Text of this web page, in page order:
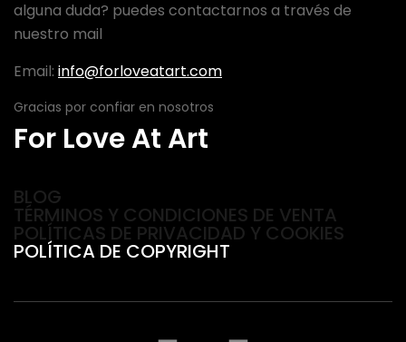
alguna duda? puedes contactarnos a través de
nuestro mail
Email: info@forloveatart.com
Gracias por confiar en nosotros
For Love At Art
BLOG
TÉRMINOS Y CONDICIONES DE VENTA
POLÍTICAS DE PRIVACIDAD Y COOKIES
POLÍTICA DE COPYRIGHT